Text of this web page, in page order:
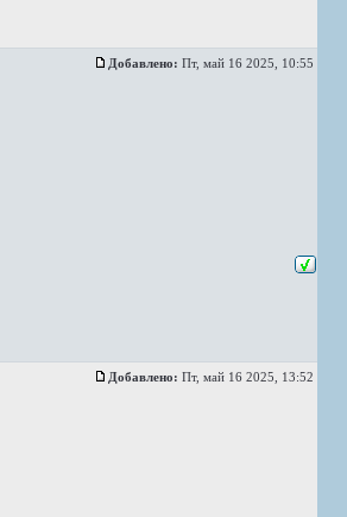
Добавлено: Пт, май 16 2025, 10:55
Добавлено: Пт, май 16 2025, 13:52